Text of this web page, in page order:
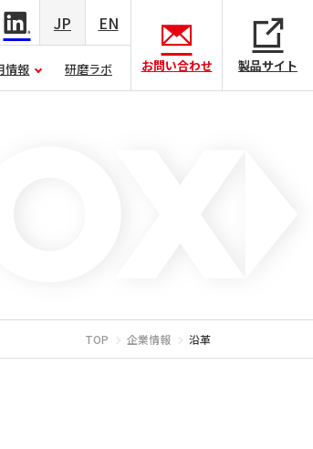
お問い合わせ 製品サイト
情報 研磨ラボ
JP EN
TOP 企業情報 沿革